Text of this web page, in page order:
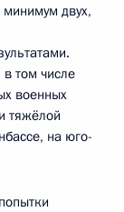
двух,
том числе
военных
тяжёлой
на юго-